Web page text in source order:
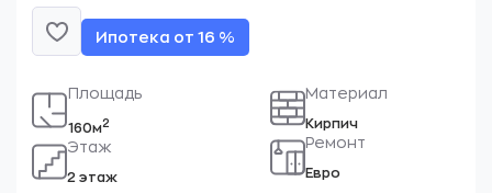
Ипотека от 16 %
Площадь
160м2
Этаж
2 этаж
Материал
Кирпич
Ремонт
Евро